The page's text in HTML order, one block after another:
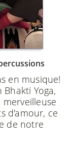
en musique!
Yoga,
d'amour, ce
de notre